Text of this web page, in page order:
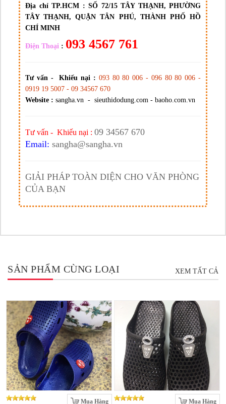
Địa chỉ TP.HCM : SỐ 72/15 TÂY THẠNH, PHƯỜNG
TÂY THẠNH, QUẬN TÂN PHÚ, THÀNH PHỐ HỒ
CHÍ MINH
Điện Thoại : 093 4567 761
Tư vấn - Khiếu nại : 093 80 80 006 - 096 80 80 006 -
0919 19 5007 - 09 34567 670
Website : sangha.vn - sieuthidodung.com - baoho.com.vn
Tư vấn - Khiếu nại : 09 34567 670
Email: sangha@sangha.vn
GIẢI PHÁP TOÀN DIỆN CHO VĂN PHÒNG
CỦA BẠN
SẢN PHẨM CÙNG LOẠI XEM TẤT CẢ
Mua Hàng Mua Hàng